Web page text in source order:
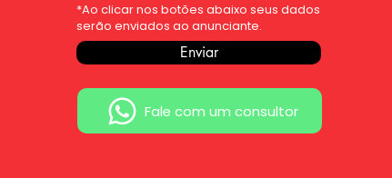
*Ao clicar nos botões abaixo seus dados
serão enviados ao anunciante.
Enviar
Fale com um consultor